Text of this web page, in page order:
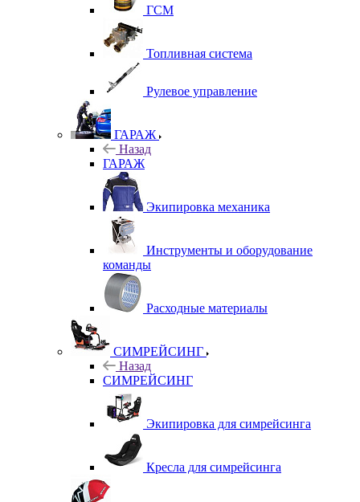
ГСМ
Топливная система
Рулевое управление
ГАРАЖ
Назад
ГАРАЖ
Экипировка механика
Инструменты и оборудование
команды
Расходные материалы
СИМРЕЙСИНГ
Назад
СИМРЕЙСИНГ
Экипировка для симрейсинга
Кресла для симрейсинга